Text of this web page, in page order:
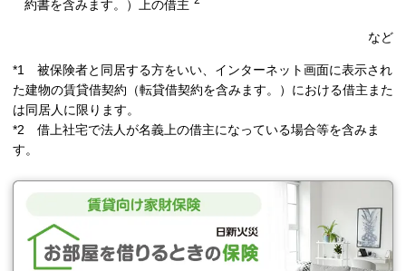
約書を含みます。）上の借主
など
*1 被保険者と同居する方をいい、インターネット画面に表示され
た建物の賃貸借契約（転貸借契約を含みます。）における借主また
は同居人に限ります。
*2 借上社宅で法人が名義上の借主になっている場合等を含みま
す。